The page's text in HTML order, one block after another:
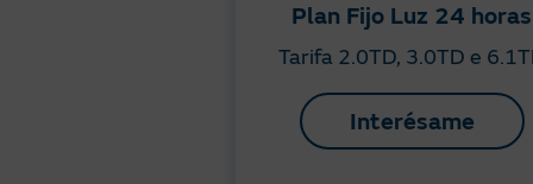
Plan Fijo Luz 24 horas
Tarifa 2.0TD, 3.0TD e
Interésame